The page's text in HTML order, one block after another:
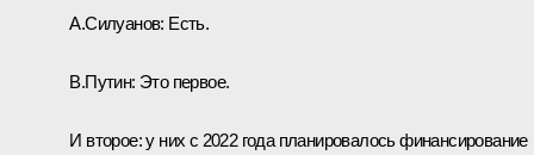
А.Силуанов: Есть.
В.Путин: Это первое.
И второе: у них с 2022 года планировалось финансирование